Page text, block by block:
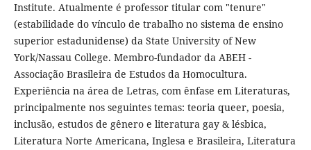
Institute. Atualmente é professor titular com "tenure"
(estabilidade do vínculo de trabalho no sistema de ensino
superior estadunidense) da State University of New
York/Nassau College. Membro-fundador da ABEH -
Associação Brasileira de Estudos da Homocultura.
Experiência na área de Letras, com ênfase em Literaturas,
principalmente nos seguintes temas: teoria queer, poesia,
inclusão, estudos de gênero e literatura gay & lésbica,
Literatura Norte Americana, Inglesa e Brasileira, Literatura